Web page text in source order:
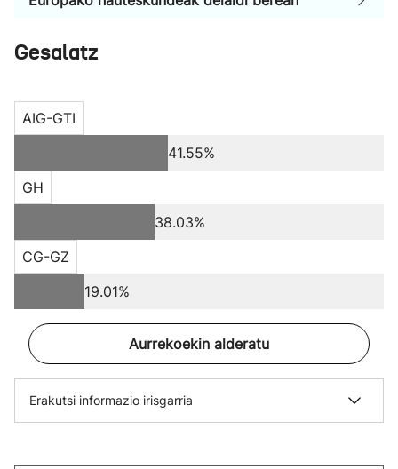
Gesalatz
AIG-GTI
41.55%
GH
38.03%
CG-GZ
19.01%
Aurrekoekin alderatu
Erakutsi informazio irisgarria